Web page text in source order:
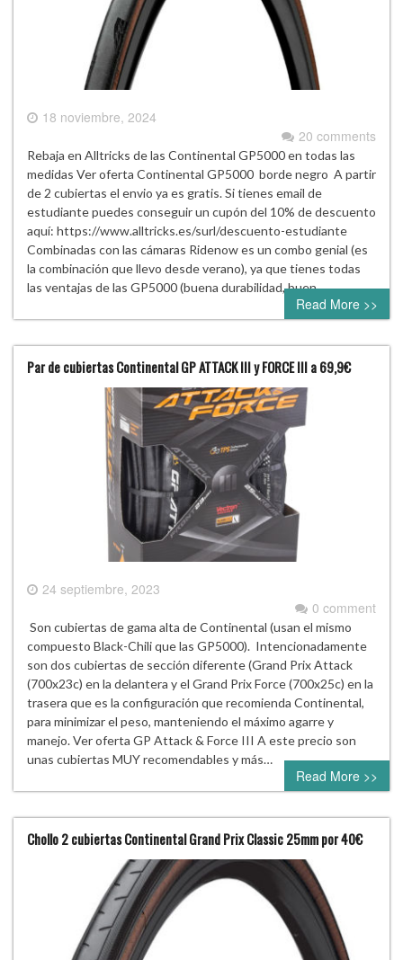
18 noviembre, 2024
20 comments
Rebaja en Alltricks de las Continental GP5000 en todas las
medidas Ver oferta Continental GP5000 borde negro A partir
de 2 cubiertas el envio ya es gratis. Si tienes email de
estudiante puedes conseguir un cupón del 10% de descuento
aquí: https://www.alltricks.es/surl/descuento-estudiante
Combinadas con las cámaras Ridenow es un combo genial (es
la combinación que llevo desde verano), ya que tienes todas
las ventajas de las GP5000 (buena durabilidad, buen…
Read More >>
Par de cubiertas Continental GP ATTACK III y FORCE III a 69,9€
24 septiembre, 2023
0 comment
Son cubiertas de gama alta de Continental (usan el mismo
compuesto Black-Chili que las GP5000). Intencionadamente
son dos cubiertas de sección diferente (Grand Prix Attack
(700x23c) en la delantera y el Grand Prix Force (700x25c) en la
trasera que es la configuración que recomienda Continental,
para minimizar el peso, manteniendo el máximo agarre y
manejo. Ver oferta GP Attack & Force III A este precio son
unas cubiertas MUY recomendables y más…
Read More >>
Chollo 2 cubiertas Continental Grand Prix Classic 25mm por 40€